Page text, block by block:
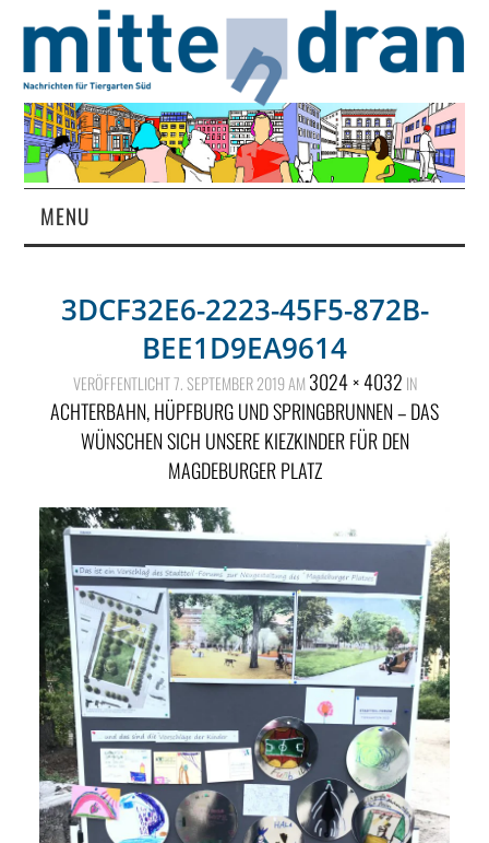
MENU
MAGAZIN
ÜBER UNS
RUBRIKEN
SPONSORING
KONTAKT
3DCF32E6-2223-45F5-872B-
BEE1D9EA9614
VERÖFFENTLICHT7. SEPTEMBER 2019AM3024 × 4032 IN
ACHTERBAHN, HÜPFBURG UND SPRINGBRUNNEN – DAS
WÜNSCHEN SICH UNSERE KIEZKINDER FÜR DEN
MAGDEBURGER PLATZ